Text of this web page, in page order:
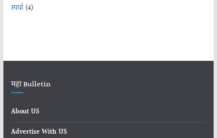
स्पर्धा(4)
महा Bulletin
About US
Advertise With US